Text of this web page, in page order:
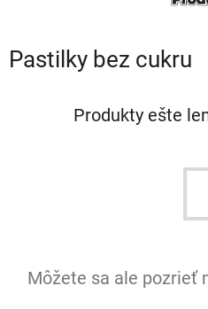
Pastilky bez cukru
Produkty ešte
Môžete sa ale pozrieť